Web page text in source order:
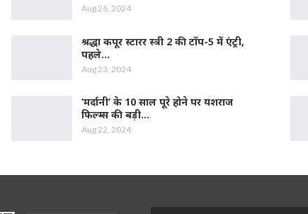
Aug 26, 2024
श्रद्धा कपूर स्‍टारर स्‍त्री 2 की टॉप-5 में एंट्री,
पहले…
Aug 23, 2024
‘मर्दानी’ के 10 साल पूरे होने पर यशराज
फिल्‍म्‍स की बड़ी…
Aug 22, 2024